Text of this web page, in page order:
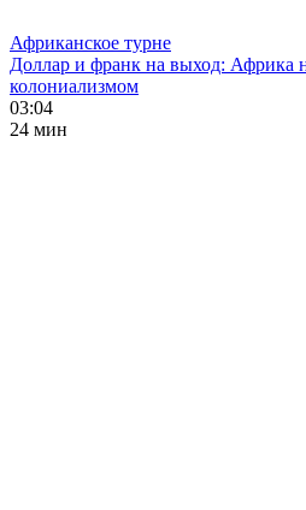
Африканское турне
Доллар и франк на выход: Африка
колониализмом
03:04
24 мин